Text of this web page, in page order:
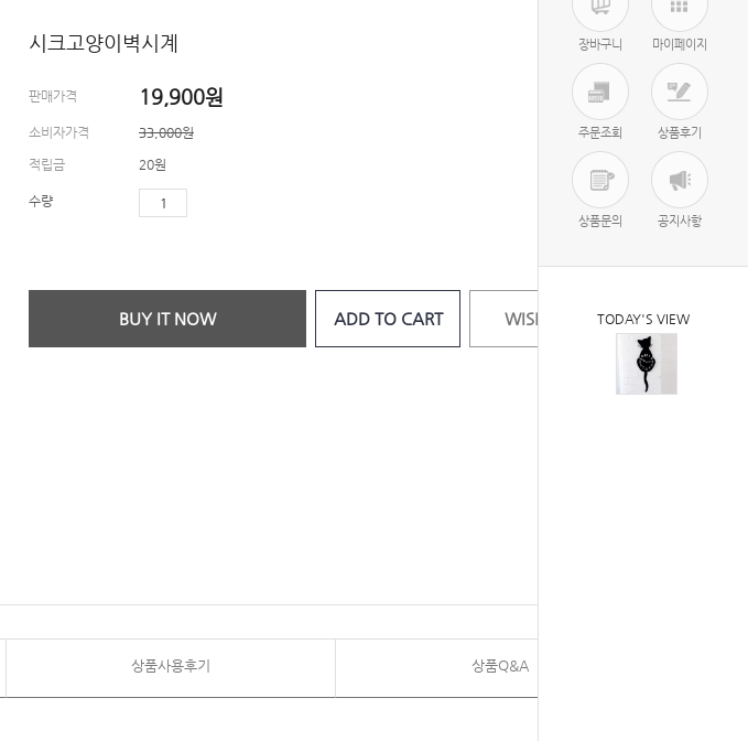
장바구니 마이페이지
주문조회 상품후기
상품문의 공지사항
TODAY'S VIEW
시크고양이벽시계
판매가격 19,900원
소비자가격 33,000원
적립금 20원
수량
BUY IT NOW ADD TO CART WISH LIST
상품사용후기 상품Q&A